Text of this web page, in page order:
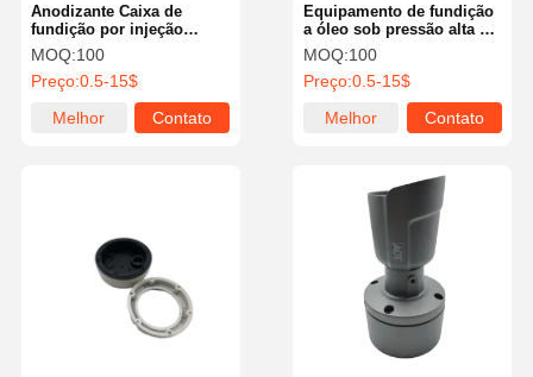
Sobre Nós
Equipamento de fundição
a óleo sob pressão alta de
alta qualidade IATF 16949‐
Certificado
MOQ:100
Preço:0.5-15$
Melhor
Contato
Anodizante Caixa de
fundição por injeção
ADC12 Caixa de alumínio
OEM Caixa de precisão
MOQ:100
Preço:0.5-15$
Melhor
Contato